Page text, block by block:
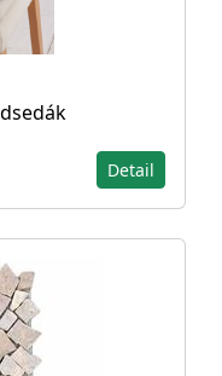
Detail